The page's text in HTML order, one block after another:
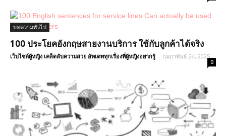
บทความทั่วไป
100 ประโยคอังกฤษสายงานบริการ ใช้กับลูกค้าได้จริง
เว็บไซต์ผู้หญิง เคล็ดลับความสวย อัพเดททุกเรื่องที่ผู้หญิงอยากรู้ - กุมภาพันธ์ 24, 2025
0